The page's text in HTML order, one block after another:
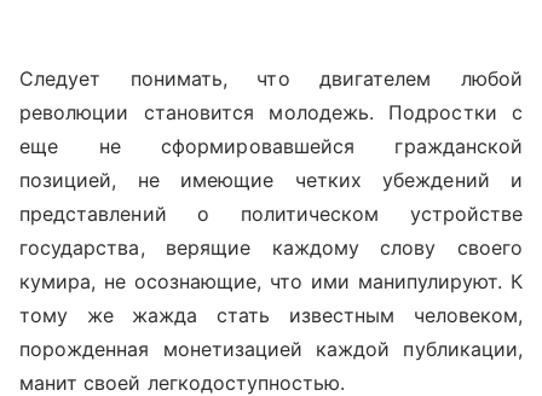
Следует понимать, что двигателем любой
революции становится молодежь. Подростки с
еще не сформировавшейся гражданской
позицией, не имеющие четких убеждений и
представлений о политическом устройстве
государства, верящие каждому слову своего
кумира, не осознающие, что ими манипулируют. К
тому же жажда стать известным человеком,
порожденная монетизацией каждой публикации,
манит своей легкодоступностью.